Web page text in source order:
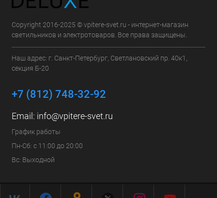
Copyright 2016-2025 © vpitere-svet.ru - интернет-магазин
светильников и электротоваров. Все права защищены.
Наш адрес: г. Санкт-Петербург, Светлановский пр. 40к1,
секция Б-20
+7 (812) 748-32-92
Email: info@vpitere-svet.ru
График работы
Пн-Сб: с 11:00 до 20:00
Вс: Выходной